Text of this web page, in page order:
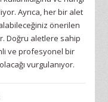
Ayrıca, her bir alet
önerilen
Doğru aletlere sahip
ve profesyonel bir
vurgulanıyor.